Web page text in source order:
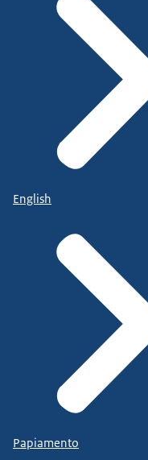
English
Papiamento